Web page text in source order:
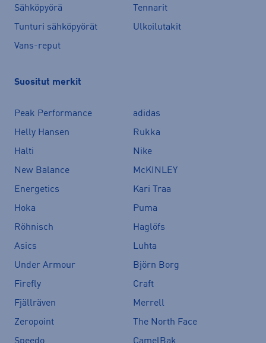
Sähköpyörä
Tennarit
Tunturi sähköpyörät
Ulkoilutakit
Vans-reput
Suositut merkit
Peak Performance
adidas
Helly Hansen
Rukka
Halti
Nike
New Balance
McKINLEY
Energetics
Kari Traa
Hoka
Puma
Röhnisch
Haglöfs
Asics
Luhta
Under Armour
Björn Borg
Firefly
Craft
Fjällräven
Merrell
Zeropoint
The North Face
Speedo
CamelBak